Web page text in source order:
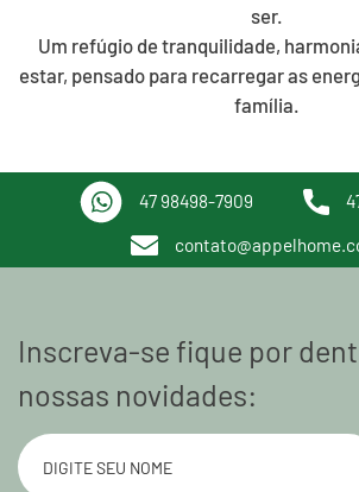
ser.
Um refúgio de tranquilidade,
estar, pensado para recarregar as
família.
47 98498-7909
Inscreva-se fique por
nossas novidades: